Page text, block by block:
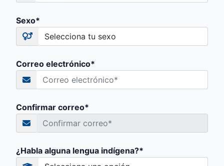
Sexo*
Correo electrónico*
Confirmar correo*
¿Habla alguna lengua indígena?*